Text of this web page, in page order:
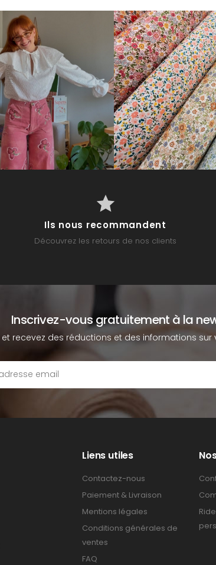
Ils nous recommandent
Découvrez les retours de nos clients
Inscrivez-vous gratuitement à la
et recevez des réductions et des informations sur
Liens utiles
Contactez-nous
Paiement & Livraison
Mentions légales
Conditions générales de
ventes
FAQ